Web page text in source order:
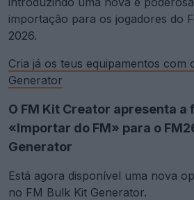
importação para os jogadores do
2026.
Cria já os teus equipamentos com
Generator
O FM Kit Creator apresenta
«Importar do FM» para o
Generator
Está agora disponível uma nova
no FM Bulk Kit Generator.